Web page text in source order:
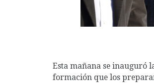
Esta mañana se inauguró
formación que los